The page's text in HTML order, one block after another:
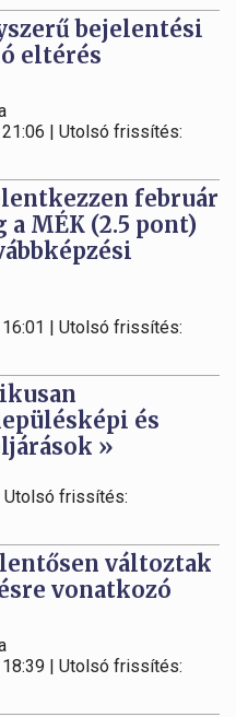
bejelentési
eltérés
| Utolsó frissítés:
február
a MÉK (2.5 pont)
| Utolsó frissítés:
és
»
Utolsó frissítés:
változtak
vonatkozó
| Utolsó frissítés: